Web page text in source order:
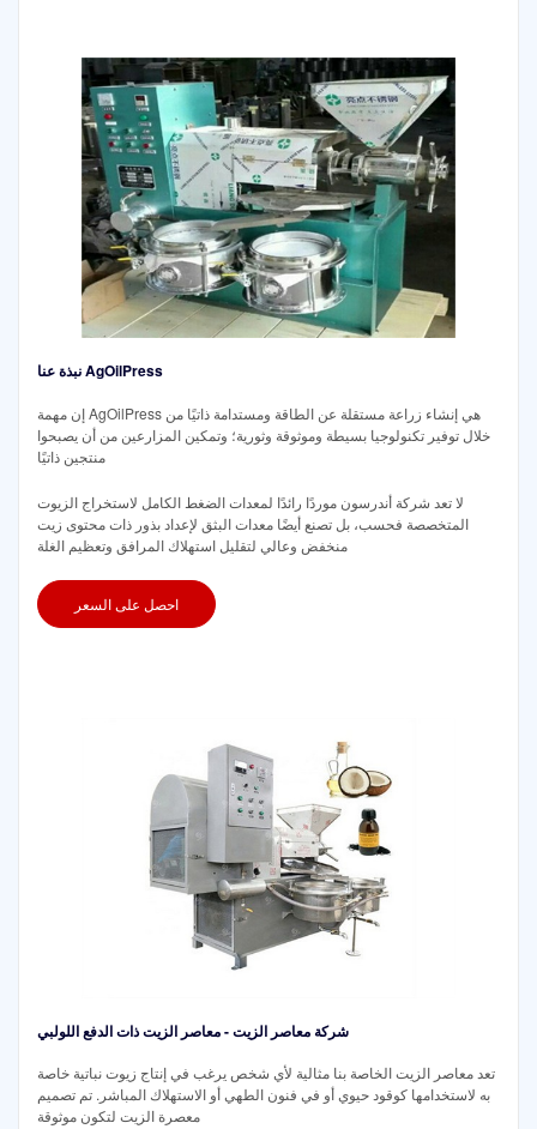
نبذة عنا AgOilPress
إن مهمة AgOilPress هي إنشاء زراعة مستقلة عن الطاقة ومستدامة ذاتيًا من
خلال توفير تكنولوجيا بسيطة وموثوقة وثورية؛ وتمكين المزارعين من أن يصبحوا
منتجين ذاتيًا
لا تعد شركة أندرسون موردًا رائدًا لمعدات الضغط الكامل لاستخراج الزيوت
المتخصصة فحسب، بل تصنع أيضًا معدات البثق لإعداد بذور ذات محتوى زيت
منخفض وعالي لتقليل استهلاك المرافق وتعظيم الغلة
احصل على السعر
شركة معاصر الزيت - معاصر الزيت ذات الدفع اللولبي
تعد معاصر الزيت الخاصة بنا مثالية لأي شخص يرغب في إنتاج زيوت نباتية خاصة
به لاستخدامها كوقود حيوي أو في فنون الطهي أو الاستهلاك المباشر. تم تصميم
معصرة الزيت لتكون موثوقة